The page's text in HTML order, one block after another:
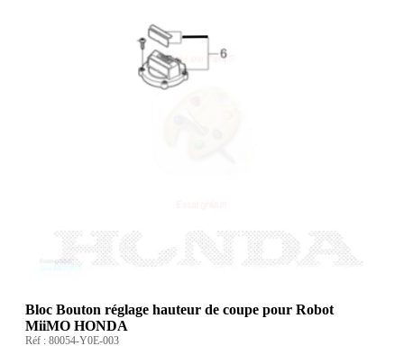
Bloc Bouton réglage hauteur de coupe pour Robot
MiiMO HONDA
Réf : 80054-Y0E-003